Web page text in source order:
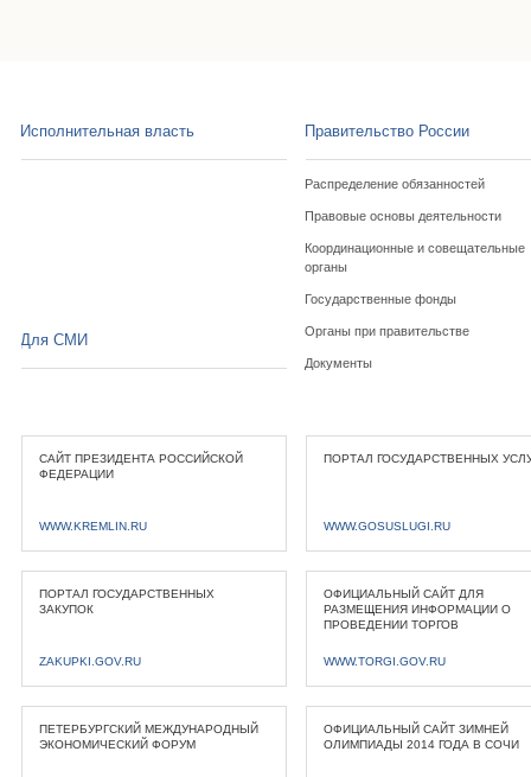
Исполнительная власть Правительство России
Распределение обязанностей
Правовые основы деятельности
Координационные и совещательные
органы
Государственные фонды
Органы при правительстве
Документы
Для СМИ
САЙТ ПРЕЗИДЕНТА РОССИЙСКОЙ
ФЕДЕРАЦИИ
WWW.KREMLIN.RU
ПОРТАЛ ГОСУДАРСТВЕННЫХ
WWW.GOSUSLUGI.RU
ПОРТАЛ ГОСУДАРСТВЕННЫХ
ЗАКУПОК
ZAKUPKI.GOV.RU
ОФИЦИАЛЬНЫЙ САЙТ ДЛЯ
РАЗМЕЩЕНИЯ ИНФОРМАЦИИ О
ПРОВЕДЕНИИ ТОРГОВ
WWW.TORGI.GOV.RU
ПЕТЕРБУРГСКИЙ МЕЖДУНАРОДНЫЙ
ЭКОНОМИЧЕСКИЙ ФОРУМ
ОФИЦИАЛЬНЫЙ САЙТ ЗИМНЕЙ
ОЛИМПИАДЫ 2014 ГОДА В СОЧИ